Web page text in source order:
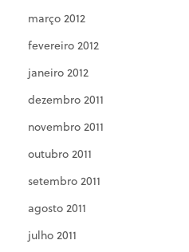
março 2012
fevereiro 2012
janeiro 2012
dezembro 2011
novembro 2011
outubro 2011
setembro 2011
agosto 2011
julho 2011